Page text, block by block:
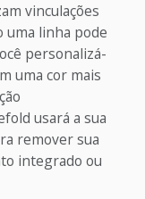
vinculações
uma linha pode
personalizá-
uma cor mais
usará a sua
remover sua
integrado ou